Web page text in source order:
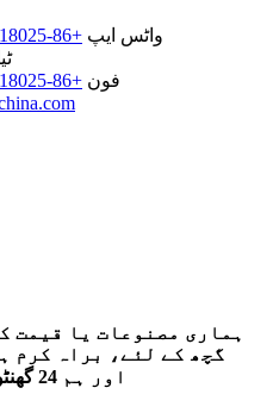
واٹس ایپ +86-13915018025 +86-13382807820
فون +86-13915018025 +86-13382807820
ہماری مصنوعات یا قیمت
گچھ کے لئے، براہ کرم
اور ہم 24 گھنٹوں کے اندر رابطے میں رہیں گے۔